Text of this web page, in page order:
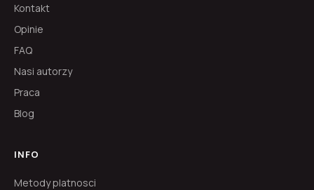
Kontakt
Opinie
FAQ
Nasi autorzy
Praca
Blog
INFO
Metody platnosci